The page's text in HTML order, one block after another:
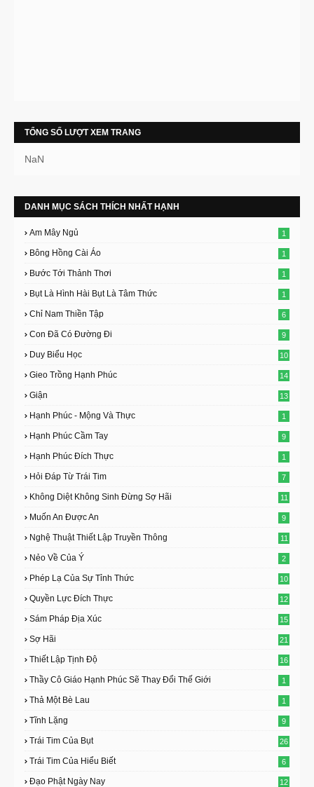
TỔNG SỐ LƯỢT XEM TRANG
NaN
DANH MỤC SÁCH THÍCH NHẤT HẠNH
Am Mây Ngủ 1
Bông Hồng Cài Áo 1
Bước Tới Thảnh Thơi 1
Bụt Là Hình Hài Bụt Là Tâm Thức 1
Chỉ Nam Thiền Tập 6
Con Đã Có Đường Đi 9
Duy Biểu Học 10
Gieo Trồng Hạnh Phúc 14
Giận 13
Hạnh Phúc - Mộng Và Thực 1
Hạnh Phúc Cầm Tay 9
Hạnh Phúc Đích Thực 1
Hỏi Đáp Từ Trái Tim 7
Không Diệt Không Sinh Đừng Sợ Hãi 11
Muốn An Được An 9
Nghệ Thuật Thiết Lập Truyền Thông 11
Nẻo Về Của Ý 2
Phép Lạ Của Sự Tỉnh Thức 10
Quyền Lực Đích Thực 12
Sám Pháp Địa Xúc 15
Sợ Hãi 21
Thiết Lập Tịnh Độ 16
Thầy Cô Giáo Hạnh Phúc Sẽ Thay Đổi Thế Giới 1
Thả Một Bè Lau 1
Tĩnh Lặng 9
Trái Tim Của Bụt 26
Trái Tim Của Hiểu Biết 6
Đạo Phật Ngày Nay 12